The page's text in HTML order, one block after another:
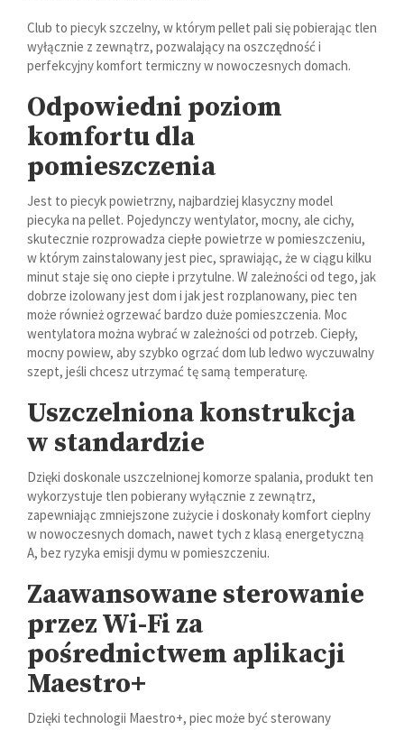
Club to piecyk szczelny, w którym pellet pali się pobierając tlen
wyłącznie z zewnątrz, pozwalający na oszczędność i
perfekcyjny komfort termiczny w nowoczesnych domach.
Odpowiedni poziom
komfortu dla
pomieszczenia
Jest to piecyk powietrzny, najbardziej klasyczny model
piecyka na pellet. Pojedynczy wentylator, mocny, ale cichy,
skutecznie rozprowadza ciepłe powietrze w pomieszczeniu,
w którym zainstalowany jest piec, sprawiając, że w ciągu kilku
minut staje się ono ciepłe i przytulne. W zależności od tego, jak
dobrze izolowany jest dom i jak jest rozplanowany, piec ten
może również ogrzewać bardzo duże pomieszczenia. Moc
wentylatora można wybrać w zależności od potrzeb. Ciepły,
mocny powiew, aby szybko ogrzać dom lub ledwo wyczuwalny
szept, jeśli chcesz utrzymać tę samą temperaturę.
Uszczelniona konstrukcja
w standardzie
Dzięki doskonale uszczelnionej komorze spalania, produkt ten
wykorzystuje tlen pobierany wyłącznie z zewnątrz,
zapewniając zmniejszone zużycie i doskonały komfort cieplny
w nowoczesnych domach, nawet tych z klasą energetyczną
A, bez ryzyka emisji dymu w pomieszczeniu.
Zaawansowane sterowanie
przez Wi-Fi za
pośrednictwem aplikacji
Maestro+
Dzięki technologii Maestro+, piec może być sterowany